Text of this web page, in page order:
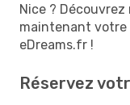
Nice ?
maintenant votre
eDreams.fr !
Réservez